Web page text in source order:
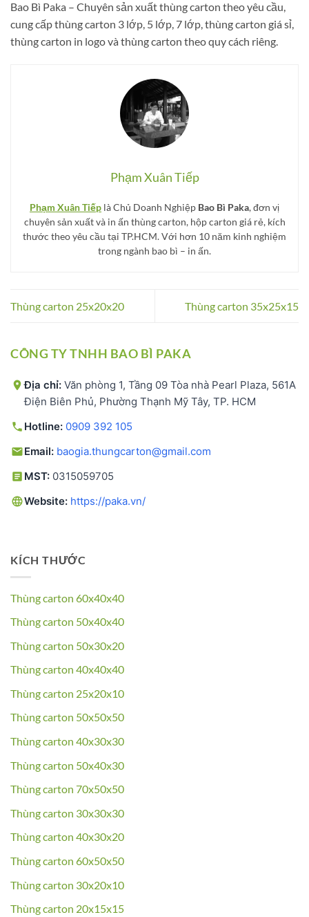
Bao Bì Paka – Chuyên sản xuất thùng carton theo yêu cầu,
cung cấp thùng carton 3 lớp, 5 lớp, 7 lớp, thùng carton giá sỉ,
thùng carton in logo và thùng carton theo quy cách riêng.
Phạm Xuân Tiếp
Phạm Xuân Tiếp là Chủ Doanh Nghiệp Bao Bì Paka, đơn vị
chuyên sản xuất và in ấn thùng carton, hộp carton giá rẻ, kích
thước theo yêu cầu tại TP.HCM. Với hơn 10 năm kinh nghiệm
trong ngành bao bì – in ấn.
Thùng carton 25x20x20 Thùng carton 35x25x15
CÔNG TY TNHH BAO BÌ PAKA
Địa chỉ: Văn phòng 1, Tầng 09 Tòa nhà Pearl Plaza, 561A
Điện Biên Phủ, Phường Thạnh Mỹ Tây, TP. HCM
Hotline: 0909 392 105
Email: baogia.thungcarton@gmail.com
MST: 0315059705
Website: https://paka.vn/
KÍCH THƯỚC
Thùng carton 60x40x40
Thùng carton 50x40x40
Thùng carton 50x30x20
Thùng carton 40x40x40
Thùng carton 25x20x10
Thùng carton 50x50x50
Thùng carton 40x30x30
Thùng carton 50x40x30
Thùng carton 70x50x50
Thùng carton 30x30x30
Thùng carton 40x30x20
Thùng carton 60x50x50
Thùng carton 30x20x10
Thùng carton 20x15x15